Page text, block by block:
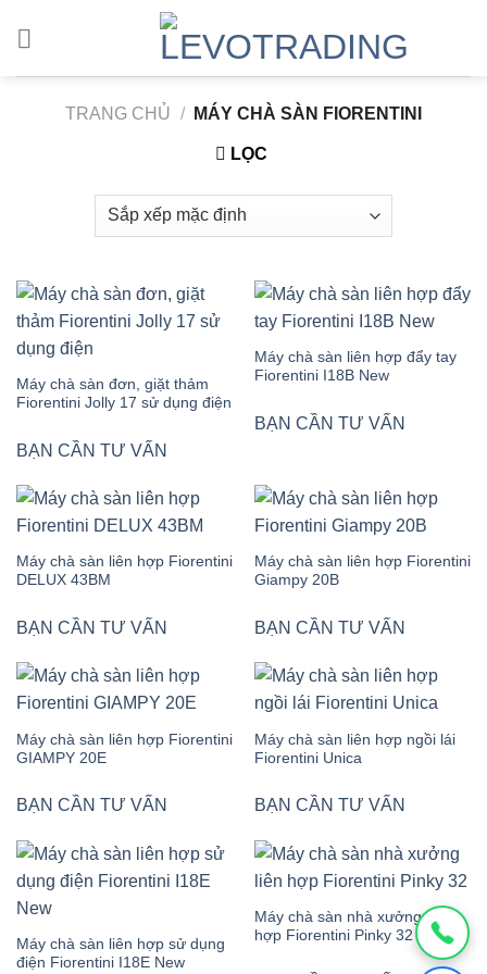
TRANG CHỦ / MÁY CHÀ SÀN FIORENTINI
LỌC
Máy chà sàn đơn, giặt thảm
Fiorentini Jolly 17 sử dụng điện
BẠN CẦN TƯ VẤN
Máy chà sàn liên hợp đẩy tay
Fiorentini I18B New
BẠN CẦN TƯ VẤN
Máy chà sàn liên hợp Fiorentini
DELUX 43BM
BẠN CẦN TƯ VẤN
Máy chà sàn liên hợp Fiorentini
Giampy 20B
BẠN CẦN TƯ VẤN
Máy chà sàn liên hợp Fiorentini
GIAMPY 20E
BẠN CẦN TƯ VẤN
Máy chà sàn liên hợp ngồi lái
Fiorentini Unica
BẠN CẦN TƯ VẤN
Máy chà sàn liên hợp sử dụng
điện Fiorentini I18E New
Máy chà sàn nhà xưởng liên
hợp Fiorentini Pinky 32